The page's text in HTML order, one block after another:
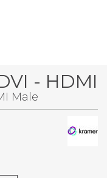
- HDMI
Male